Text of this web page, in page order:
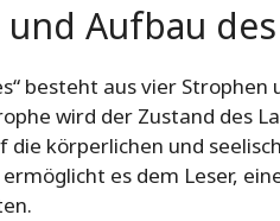
Aufbau
besteht aus vier
wird der Zustand des
körperlichen und
es dem Leser,